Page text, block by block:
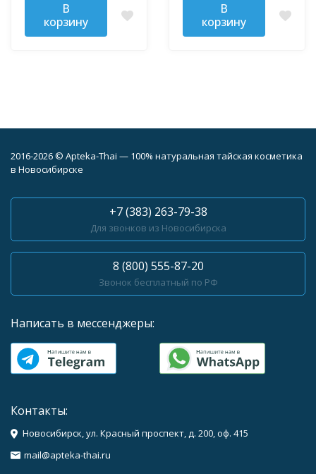
В
корзину
В
корзину
2016-2026 © Apteka-Thai — 100% натуральная тайская косметика
в Новосибирске
+7 (383) 263-79-38
Для звонков из Новосибирска
8 (800) 555-87-20
Звонок бесплатный по РФ
Написать в мессенджеры:
Контакты:
Новосибирск, ул. Красный проспект, д. 200, оф. 415
mail@apteka-thai.ru